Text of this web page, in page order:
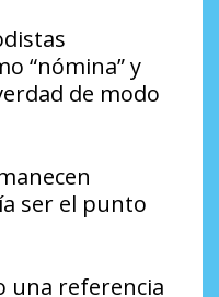
“nómina” y
de modo
ser el punto
una referencia